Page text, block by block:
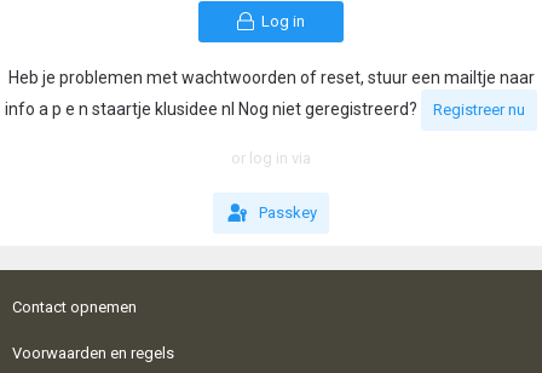
Log in
Heb je problemen met wachtwoorden of reset, stuur een mailtje naar
info a p e n staartje klusidee nl Nog niet geregistreerd?
Registreer nu
or log in via
Passkey
Contact opnemen
Voorwaarden en regels